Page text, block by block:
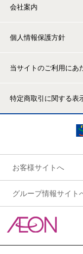
会社案内
個人情報保護方針
当サイトのご利用にあ
特定商取引に関する表
お客様サイトへ
グループ情報サイト